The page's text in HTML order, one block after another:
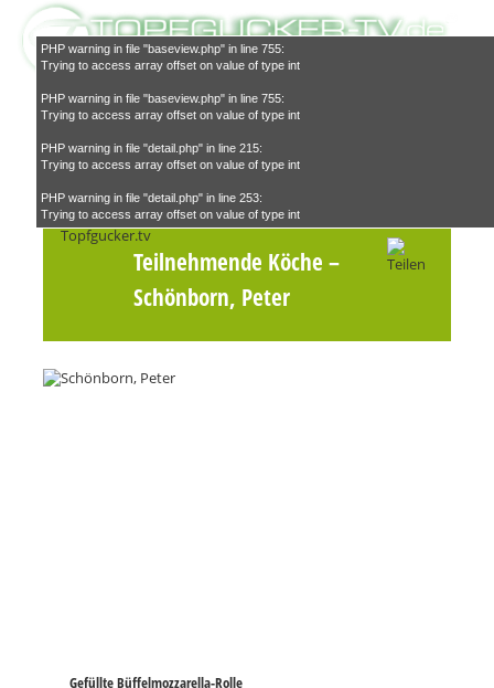
Teilnehmende Köche –
Schönborn, Peter
Gefüllte Büffelmozzarella-Rolle
PHP warning in file "baseview.php" in line 755:
Trying to access array offset on value of type int
PHP warning in file "baseview.php" in line 755:
Trying to access array offset on value of type int
PHP warning in file "detail.php" in line 215:
Trying to access array offset on value of type int
PHP warning in file "detail.php" in line 253:
Trying to access array offset on value of type int